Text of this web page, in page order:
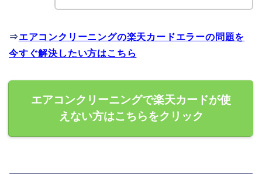
⇒エアコンクリーニングの楽天カードエラーの問題を
今すぐ解決したい方はこちら
エアコンクリーニングで楽天カードが使
えない方はこちらをクリック